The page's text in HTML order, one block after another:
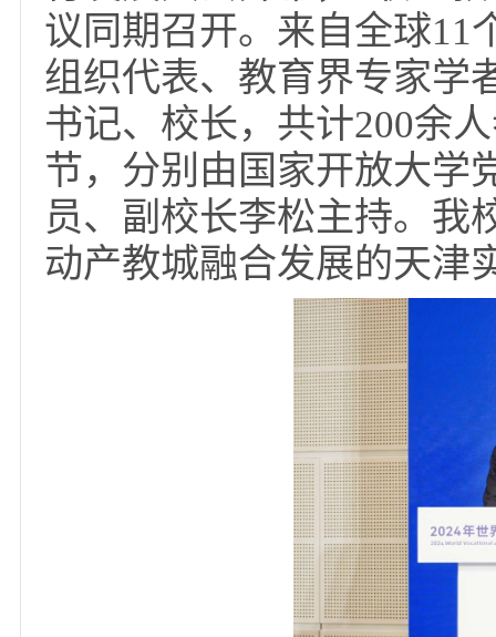
天子津渡，智者云集
育发展大会开幕，“职
议同期召开。来自全
组织代表、教育界专
书记、校长，共计200
节，分别由国家开放
员、副校长李松主持
动产教城融合发展的